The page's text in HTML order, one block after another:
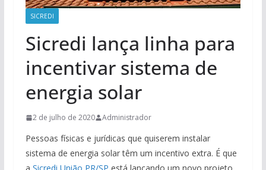
SICREDI
Sicredi lança linha para
incentivar sistema de
energia solar
2 de julho de 2020 Administrador
Pessoas físicas e jurídicas que quiserem instalar
sistema de energia solar têm um incentivo extra. É que